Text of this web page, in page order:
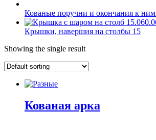
Кованые поручни и окончания к ним
Крышки, навершия на столбы 15
Showing the single result
Кованая арка